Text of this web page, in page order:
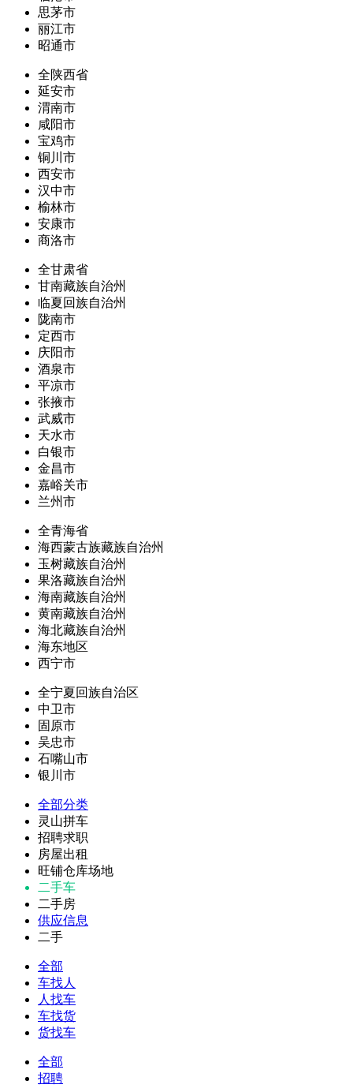
思茅市
丽江市
昭通市
全陕西省
延安市
渭南市
咸阳市
宝鸡市
铜川市
西安市
汉中市
榆林市
安康市
商洛市
全甘肃省
甘南藏族自治州
临夏回族自治州
陇南市
定西市
庆阳市
酒泉市
平凉市
张掖市
武威市
天水市
白银市
金昌市
嘉峪关市
兰州市
全青海省
海西蒙古族藏族自治州
玉树藏族自治州
果洛藏族自治州
海南藏族自治州
黄南藏族自治州
海北藏族自治州
海东地区
西宁市
全宁夏回族自治区
中卫市
固原市
吴忠市
石嘴山市
银川市
全部分类
灵山拼车
招聘求职
房屋出租
旺铺仓库场地
二手车
二手房
供应信息
二手
全部
车找人
人找车
车找货
货找车
全部
招聘